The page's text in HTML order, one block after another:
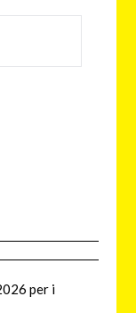
per i